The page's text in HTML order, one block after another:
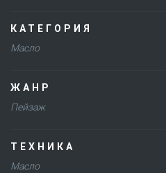
КАТЕГОРИЯ
Масло
ЖАНР
Пейзаж
ТЕХНИКА
Масло